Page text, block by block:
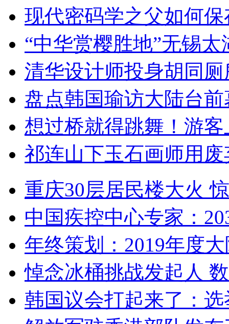
现代密码学之父如何
“中华赏樱胜地”无锡
清华设计师投身胡同
盘点韩国瑜访大陆台
想过桥就得跳舞！游客
祁连山下玉石画师用
重庆30层居民楼大火
中国疾控中心专家：
年终策划：2019年度
悼念冰桶挑战发起人
韩国议会打起来了：